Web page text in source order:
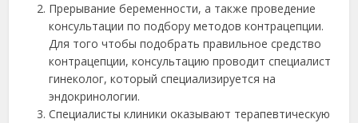
Прерывание беременности, а также проведение
консультации по подбору методов контрацепции.
Для того чтобы подобрать правильное средство
контрацепции, консультацию проводит специалист
гинеколог, который специализируется на
эндокринологии.
Специалисты клиники оказывают терапевтическую